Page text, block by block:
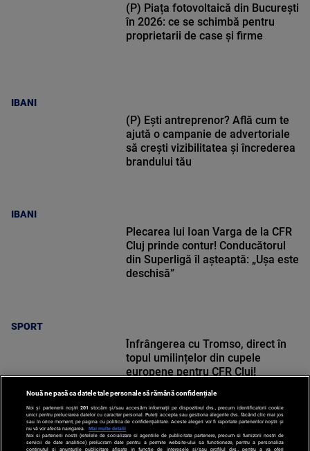
IBANI
(P) Piața fotovoltaică din București
în 2026: ce se schimbă pentru
proprietarii de case și firme
IBANI
(P) Ești antreprenor? Află cum te
ajută o campanie de advertoriale
să crești vizibilitatea și încrederea
brandului tău
SPORT
Plecarea lui Ioan Varga de la CFR
Cluj prinde contur! Conducătorul
din Superligă îl așteaptă: „Ușa este
deschisă”
SPORT
Înfrângerea cu Tromso, direct în
topul umilințelor din cupele
europene pentru CFR Cluj!
Nouă ne pasă ca datele tale personale să rămână confidențiale
Noi și partenerii noștri 201 stocăm și/sau accesăm informații pe dispozitivul dvs., precum identificatorii cookie
unici pentru prelucrarea datelor cu caracter personal. Puteți accepta sau gestiona alegerile dvs. făcând clic mai jos
sau în orice moment, pe pagina cu politica de confidențialitate. Aceste alegeri vor fi raportate partenerilor noștri și
nu vă vor afecta navigarea.
Mai multe detalii
Noi si partenerii nostri (retelele de socializare si agentiile de publicitate partenere, precum si furnizorii nostri de
servicii de date analitice) prelucram date pentru a permite website-ului sa functioneze, pentru a personaliza
continutul si anunturile publicitare afisate in functie de interesele si/sau profilul dvs., pentru a va oferi